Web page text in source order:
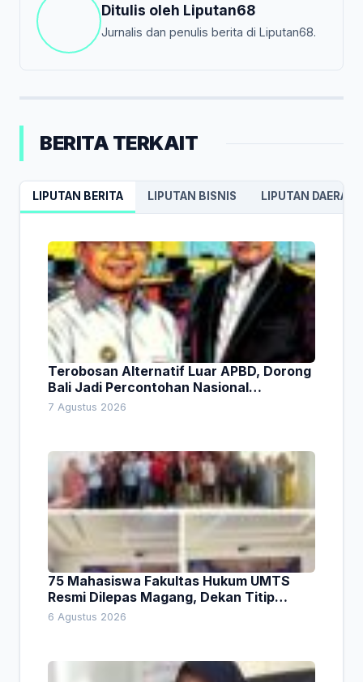
Ditulis oleh Liputan68
Jurnalis dan penulis berita di Liputan68.
BERITA TERKAIT
LIPUTAN BERITA LIPUTAN BISNIS LIPUTAN DAERAH
Terobosan Alternatif Luar APBD, Dorong
Bali Jadi Percontohan Nasional
Pembiayaan Daerah
7 Agustus 2026
75 Mahasiswa Fakultas Hukum UMTS
Resmi Dilepas Magang, Dekan Titip
Empat Pesan Penting
6 Agustus 2026